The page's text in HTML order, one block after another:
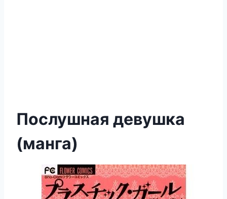
Послушная девушка
(манга)